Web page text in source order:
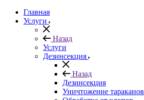
Главная
Услуги
Назад
Услуги
Дезинсекция
Назад
Дезинсекция
Уничтожение тараканов